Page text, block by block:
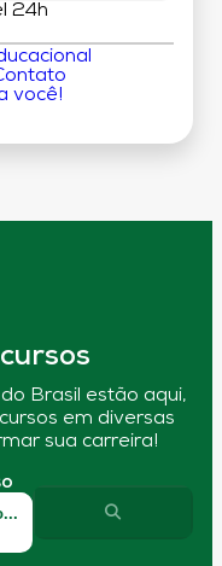
24h
você!
Brasil estão aqui,
em diversas
sua carreira!